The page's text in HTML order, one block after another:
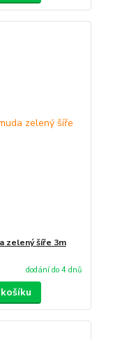
zelený šíře 3m
dodání do 4 dnů